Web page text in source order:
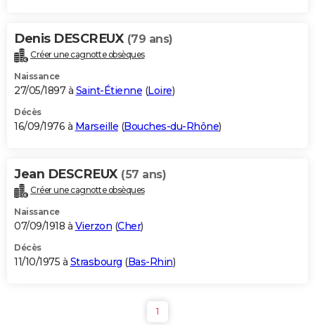
Denis DESCREUX (79 ans)
Créer une cagnotte obsèques
Naissance
27/05/1897 à Saint-Étienne (Loire)
Décès
16/09/1976 à Marseille (Bouches-du-Rhône)
Jean DESCREUX (57 ans)
Créer une cagnotte obsèques
Naissance
07/09/1918 à Vierzon (Cher)
Décès
11/10/1975 à Strasbourg (Bas-Rhin)
1